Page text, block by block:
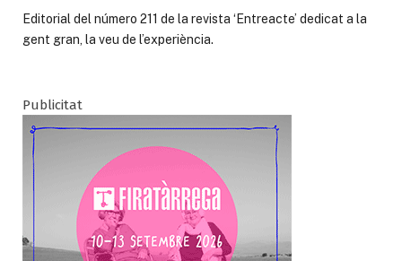
Editorial del número 211 de la revista ‘Entreacte’ dedicat a la
gent gran, la veu de l’experiència.
Publicitat